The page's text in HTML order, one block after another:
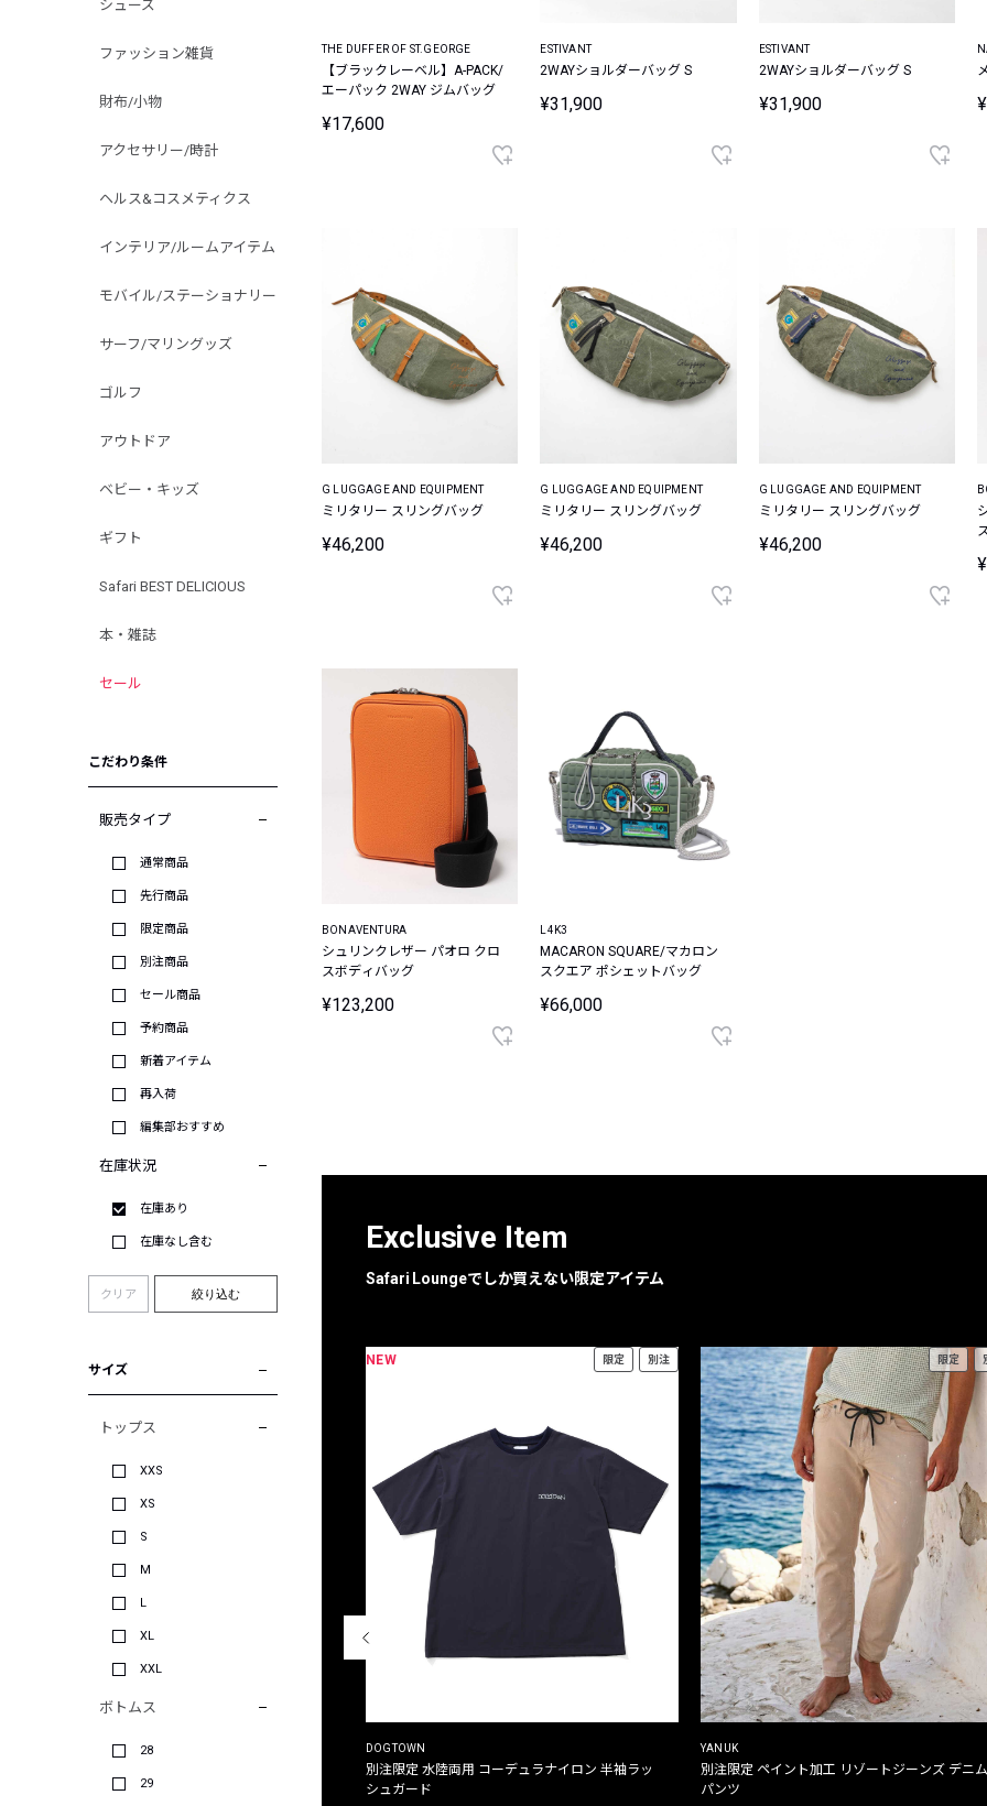
シューズ
ファッション雑貨
財布/小物
アクセサリー/時計
ヘルス&コスメティクス
インテリア/ルームアイテム
モバイル/ステーショナリー
サーフ/マリングッズ
ゴルフ
アウトドア
ベビー・キッズ
ギフト
Safari BEST DELICIOUS
本・雑誌
セール
こだわり条件
販売タイプ
通常商品
先行商品
限定商品
別注商品
セール商品
予約商品
新着アイテム
再入荷
編集部おすすめ
在庫状況
在庫あり
在庫なし含む
クリア 絞り込む
サイズ
トップス
XXS
XS
S
M
L
XL
XXL
ボトムス
28
29
THE DUFFER OF ST.GEORGE
【ブラックレーベル】A-PACK/
エーパック 2WAY ジムバッグ
¥17,600
ESTIVANT
2WAYショルダーバッグ S
¥31,900
ESTIVANT
2WAYショルダーバッグ S
¥31,900
G LUGGAGE AND EQUIPMENT
ミリタリー スリングバッグ
¥46,200
G LUGGAGE AND EQUIPMENT
ミリタリー スリングバッグ
¥46,200
G LUGGAGE AND EQUIPMENT
ミリタリー スリングバッグ
¥46,200
BONAVENTURA
シュリンクレザー パオロ クロ
スボディバッグ
¥123,200
L4K3
MACARON SQUARE/マカロン
スクエア ポシェットバッグ
¥66,000
Exclusive Item
Safari Loungeでしか買えない限定アイテム
THE DUFFER OF ST.GEORGE
プリントTシャツ
NEW 限定 別注
DOGTOWN
別注限定 水陸両用 コーデュラナイロン 半袖ラッ
シュガード
限定
YANUK
別注限定 ペイント加工 リゾートジーンズ デニム
パンツ